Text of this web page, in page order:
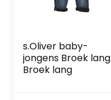
s.Oliver baby-
jongens Broek lang
Broek lang